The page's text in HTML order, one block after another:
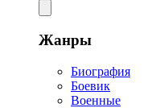
Жанры
Биография
Боевик
Военные